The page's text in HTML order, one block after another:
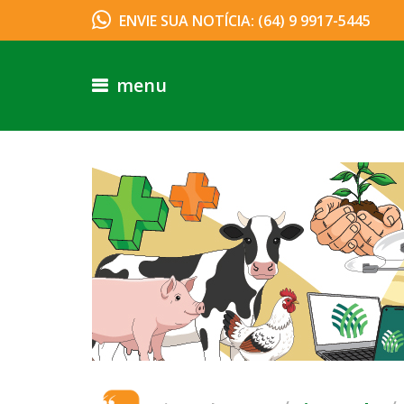
ENVIE SUA NOTÍCIA: (64) 9 9917-5445
menu